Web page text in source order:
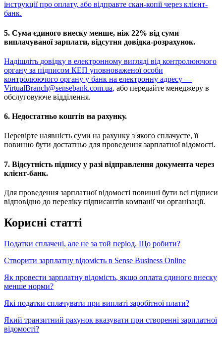
інструкції про оплату, або відправте скан-копії через клієнт-
банк.
5. Сума єдиного внеску менше, ніж 22% від суми
виплачуваної зарплати, відсутня довідка-розрахунок.
Надішліть довідку в електронному вигляді від контролюючого
органу за підписом КЕП уповноваженої особи
контролюючого органу у банк на електронну адресу —
VirtualBranch@sensebank.com.ua, або передайте менеджеру в
обслуговуюче відділення.
6. Недостатньо коштів на рахунку.
Перевірте наявність суми на рахунку з якого сплачуєте, її
повинно бути достатньо для проведення зарплатної відомості.
7. Відсутність підпису у разі відправлення документа через
клієнт-банк.
Для проведення зарплатної відомості повинні бути всі підписи
відповідно до переліку підписантів компанії чи організації.
Корисні статті
Податки сплачені, але не за той період. Що робити?
Створити зарплатну відомість в Sense Business Online
Як провести зарплатну відомість, якщо оплата єдиного внеску
менше норми?
Які податки сплачувати при виплаті заробітної плати?
Який транзитний рахунок вказувати при створенні зарплатної
відомості?